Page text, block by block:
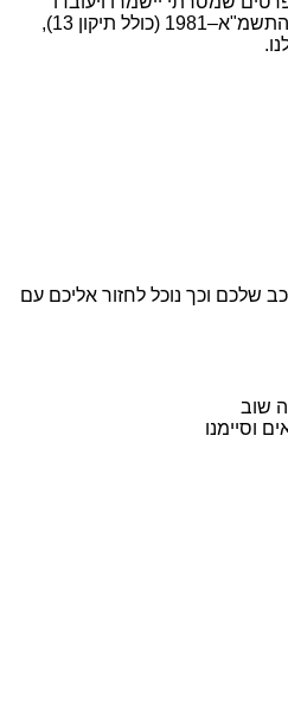
בהתאם לחוק הגנת הפרטיות, התשמ"א–1981 (כולל תיקון 13),
שלכם וכך נוכל לחזור אליכם עם
שוב
וסיימנו